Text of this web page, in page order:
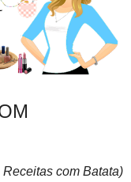
com Batata)